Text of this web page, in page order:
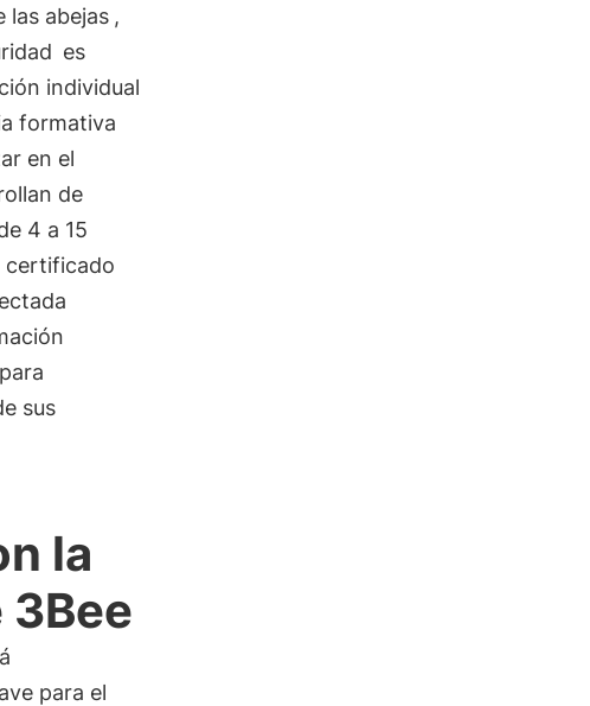
las abejas ,
es
individual
formativa
en el
de
4 a 15
certificado
sus
la
para el